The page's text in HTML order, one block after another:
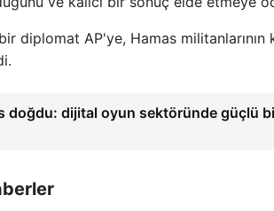
diplomat AP'ye, Hamas
doğdu: dijital oyun sektöründe güçlü